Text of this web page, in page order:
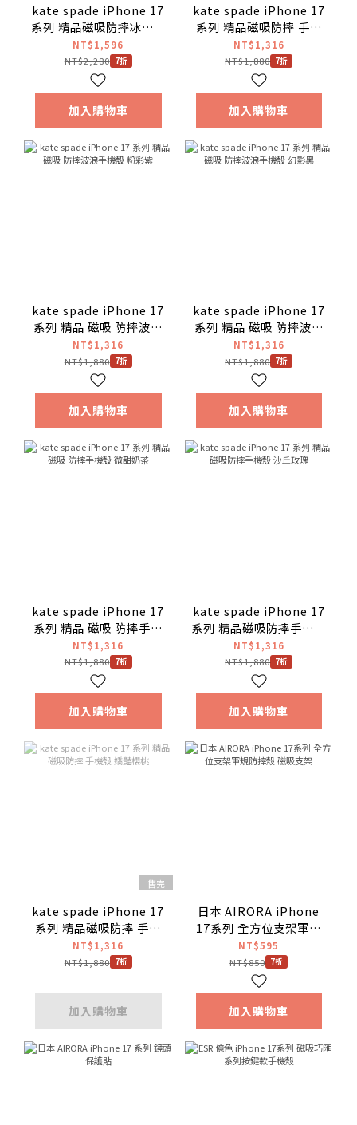
kate spade iPhone 17
系列 精品磁吸防摔冰晶手
機殼 子夜黑
NT$1,596
NT$2,280 7折
加入購物車
kate spade iPhone 17
系列 精品磁吸防摔 手機
殼 華麗玳瑁
NT$1,316
NT$1,880 7折
加入購物車
kate spade iPhone 17
系列 精品 磁吸 防摔波浪
手機殼 粉彩紫
NT$1,316
NT$1,880 7折
加入購物車
kate spade iPhone 17
系列 精品 磁吸 防摔波浪
手機殼 幻影黑
NT$1,316
NT$1,880 7折
加入購物車
kate spade iPhone 17
系列 精品 磁吸 防摔手機
殼 微甜奶茶
NT$1,316
NT$1,880 7折
加入購物車
kate spade iPhone 17
系列 精品磁吸防摔手機殼
沙丘玫瑰
NT$1,316
NT$1,880 7折
加入購物車
售完
kate spade iPhone 17
系列 精品磁吸防摔 手機
殼 嬌豔櫻桃
NT$1,316
NT$1,880 7折
加入購物車
日本 AIRORA iPhone
17系列 全方位支架軍規
防摔殼 磁吸支架
NT$595
NT$850 7折
加入購物車